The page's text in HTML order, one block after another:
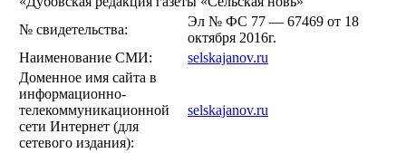
№ свидетельства:
Эл № ФС 77 — 67469 от 18
октября 2016г.
Наименование СМИ:
selskajanov.ru
Доменное имя сайта в
информационно-
телекоммуникационной
сети Интернет (для
сетевого издания):
selskajanov.ru